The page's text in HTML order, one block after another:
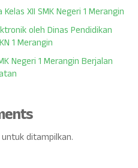
XII SMK Negeri 1 Merangin
oleh Dinas Pendidikan
1 Merangin
Negeri 1 Merangin Berjalan
ditampilkan.